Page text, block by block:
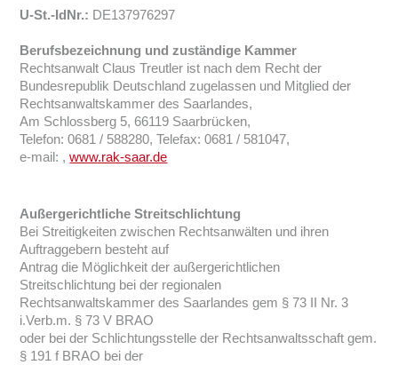
U-St.-IdNr.: DE137976297
Berufsbezeichnung und zuständige Kammer
Rechtsanwalt Claus Treutler ist nach dem Recht der
Bundesrepublik Deutschland zugelassen und Mitglied der
Rechtsanwaltskammer des Saarlandes,
Am Schlossberg 5, 66119 Saarbrücken,
Telefon: 0681 / 588280, Telefax: 0681 / 581047,
e-mail: ,www.rak-saar.de
Außergerichtliche Streitschlichtung
Bei Streitigkeiten zwischen Rechtsanwälten und ihren
Auftraggebern besteht auf
Antrag die Möglichkeit der außergerichtlichen
Streitschlichtung bei der regionalen
Rechtsanwaltskammer des Saarlandes gem § 73 II Nr. 3
i.Verb.m. § 73 V BRAO
oder bei der Schlichtungsstelle der Rechtsanwaltsschaft gem.
§ 191 f BRAO bei der